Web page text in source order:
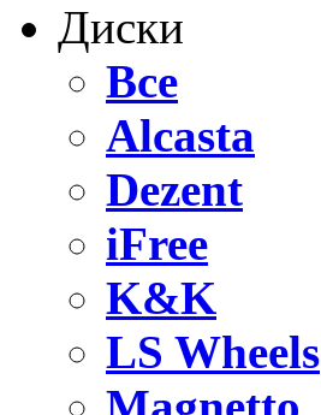
Диски
Все
Alcasta
Dezent
iFree
K&K
LS Wheels